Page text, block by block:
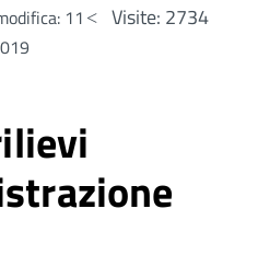
11
Visite: 2734